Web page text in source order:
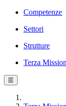
Competenze
Settori
Strutture
Terza
☰